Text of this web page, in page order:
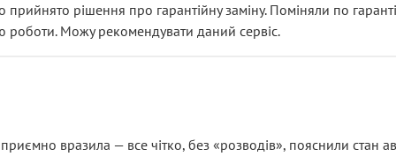
прийнято рішення про гарантійну заміну. Поміняли по
роботи. Можу рекомендувати даний сервіс.
вразила — все чітко, без «розводів», пояснили стан